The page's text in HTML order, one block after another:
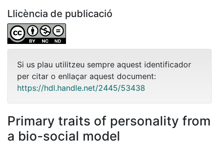
Llicència de publicació
Si us plau utilitzeu sempre aquest identificador
per citar o enllaçar aquest document:
https://hdl.handle.net/2445/53438
Primary traits of personality from
a bio-social model